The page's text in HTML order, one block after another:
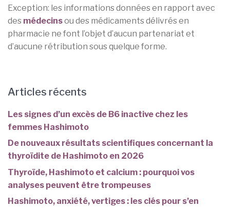
Exception: les informations données en rapport avec
des médecinsou des médicaments délivrés en
pharmacie ne font l’objet d’aucun partenariat et
d’aucune rétribution sous quelque forme.
Articles récents
Les signes d’un excès de B6 inactive chez les
femmes Hashimoto
De nouveaux résultats scientifiques concernant la
thyroïdite de Hashimoto en 2026
Thyroïde, Hashimoto et calcium : pourquoi vos
analyses peuvent être trompeuses
Hashimoto, anxiété, vertiges : les clés pour s’en